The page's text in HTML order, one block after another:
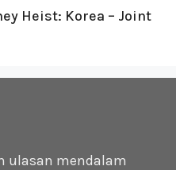
Heist: Korea – Joint
ulasan mendalam